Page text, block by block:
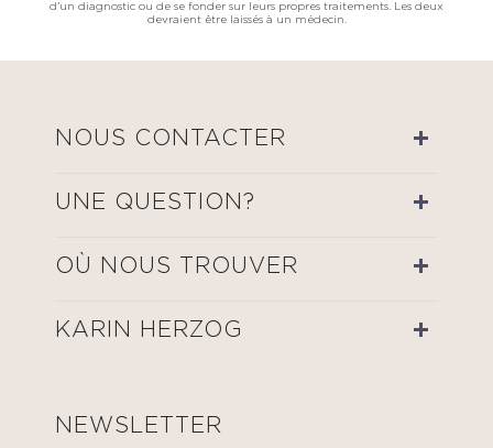
d'un diagnostic ou de se fonder sur leurs propres traitements. Les deux
devraient être laissés à un médecin.
NOUS CONTACTER
UNE QUESTION?
OÙ NOUS TROUVER
KARIN HERZOG
NEWSLETTER